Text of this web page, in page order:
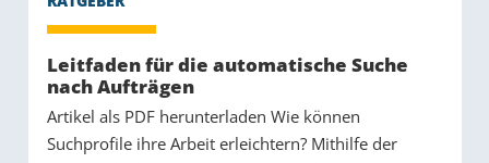
Leitfaden für die automatische Suche
nach Aufträgen
Artikel als PDF herunterladen Wie können
Suchprofile ihre Arbeit erleichtern? Mithilfe der